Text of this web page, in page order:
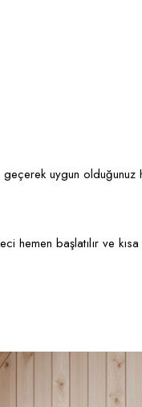
uygun olduğunuz
hemen başlatılır ve